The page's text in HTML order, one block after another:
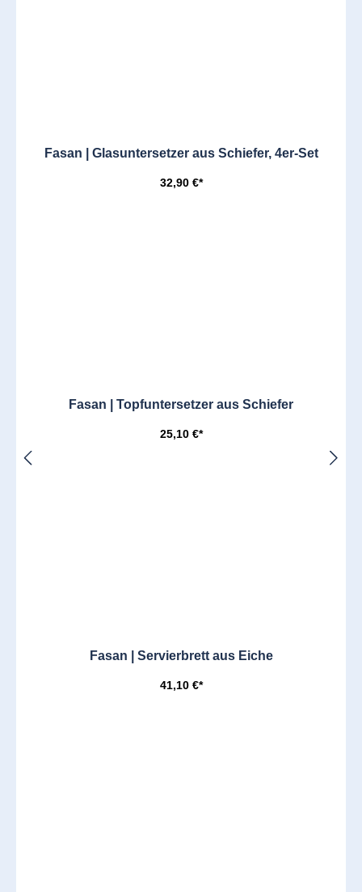
Fasan | Glasuntersetzer aus Schiefer, 4er-Set
32,90 €*
Fasan | Topfuntersetzer aus Schiefer
25,10 €*
Fasan | Servierbrett aus Eiche
41,10 €*